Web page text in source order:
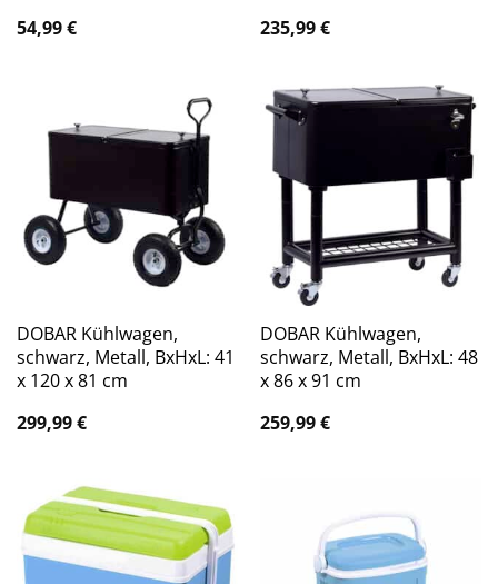
54,99€
235,99€
DOBAR Kühlwagen,
schwarz, Metall, BxHxL: 41
x 120 x 81 cm
299,99€
DOBAR Kühlwagen,
schwarz, Metall, BxHxL: 48
x 86 x 91 cm
259,99€